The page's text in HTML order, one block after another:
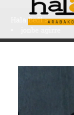
Hala Bedi>